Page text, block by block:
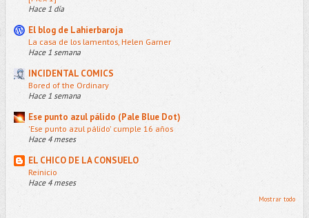
Hace 1 día
El blog de Lahierbaroja
La casa de los lamentos, Helen Garner
Hace 1 semana
INCIDENTAL COMICS
Bored of the Ordinary
Hace 1 semana
Ese punto azul pálido (Pale Blue Dot)
'Ese punto azul pálido' cumple 16 años
Hace 4 meses
EL CHICO DE LA CONSUELO
Reinicio
Hace 4 meses
Mostrar todo